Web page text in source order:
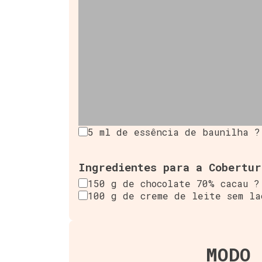
5 ml de essência de baunilha ?
Ingredientes para a
150 g de chocolate 70% cacau ?
100 g de creme de leite sem